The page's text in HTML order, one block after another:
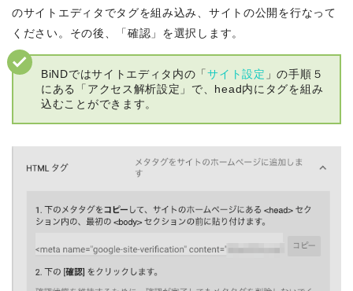
のサイトエディタでタグを組み込み、サイトの公開を行なって
ください。その後、「確認」を選択します。
BiNDではサイトエディタ内の「サイト設定 」の手順５
にある「アクセス解析設定」で、head内にタグを組み
込むことができます。